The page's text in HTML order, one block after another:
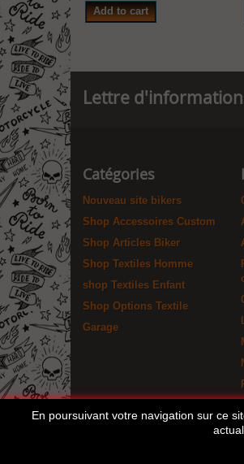
Add to cart
Lettre
Catégories
Nouveau site bikers
Shop Accessoires Custom
Shop Articles Biker
Shop Textiles Homme
shop Textiles Enfant
Shop Options Textile
Garage
En poursuivant votre navigation sur ce